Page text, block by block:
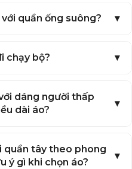
khi mặc. Cùng với đó là
thể, phù hợp nhiều
là thương hiệu thời
xu hướng thời trang
những mẫu áo thun
quần ống suông?
chạy bộ?
dáng người thấp
dài áo?
quần tây theo phong
ý gì khi chọn áo?